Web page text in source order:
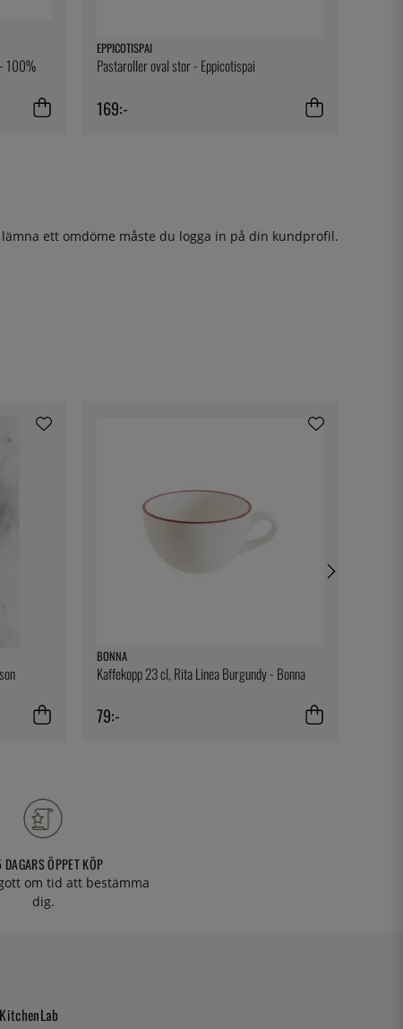
100%
EPPICOTISPAI
Pastaroller oval stor - Eppicotispai
169:-
ett omdöme måste du logga in på din kundprofil.
BONNA
Kaffekopp 23 cl, Rita Linea Burgundy - Bonna
79:-
ÖPPET KÖP
om tid att bestämma
dig.
KitchenLab